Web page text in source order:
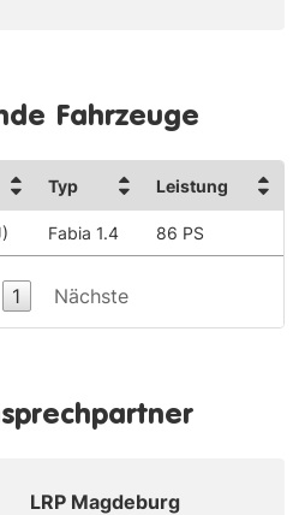
Fahrzeuge
Typ Leistung
Fabia 1.4 86 PS
1 Nächste
LRP Magdeburg